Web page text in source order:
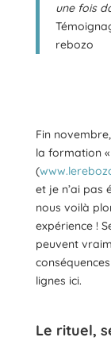
une fois
rebozo
Fin
la formation
(
et je n’ai pas
nous voilà
expérience !
peuvent
lignes ici.
Le rituel,